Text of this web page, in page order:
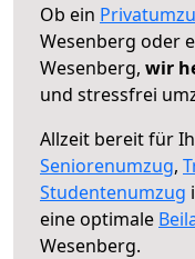
Ob ein
Wesenberg oder
Wesenberg, wir
und stressfrei
Allzeit bereit für
Seniorenumzug,
Studentenumzug
eine optimale
Wesenberg.